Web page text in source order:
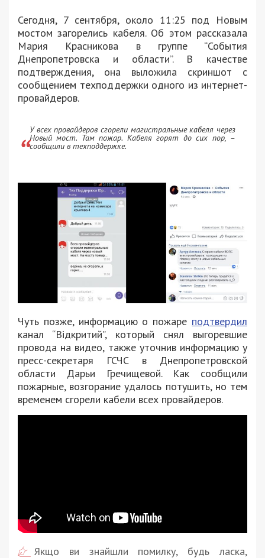
Сегодня, 7 сентября, около 11:25 под Новым
мостом загорелись кабеля. Об этом рассказала
Мария Красникова в группе “События
Днепропетровска и области”. В качестве
подтверждения, она выложила скриншот с
сообщением техподдержки одного из интернет-
провайдеров.
У всех провайдеров сгорели магистральные кабеля через
Новый мост. Там пожар. Кабеля горят до сих пор, –
сообщили в техподдержке.
Чуть позже, информацию о пожаре подтвердил
канал “Відкритий”, который снял выгоревшие
провода на видео, также уточнив информацию у
пресс-секретаря ГСЧС в Днепропетровской
области Дарьи Гречищевой. Как сообщили
пожарные, возгорание удалось потушить, но тем
временем сгорели кабели всех провайдеров.
Якщо ви знайшли помилку, будь ласка,